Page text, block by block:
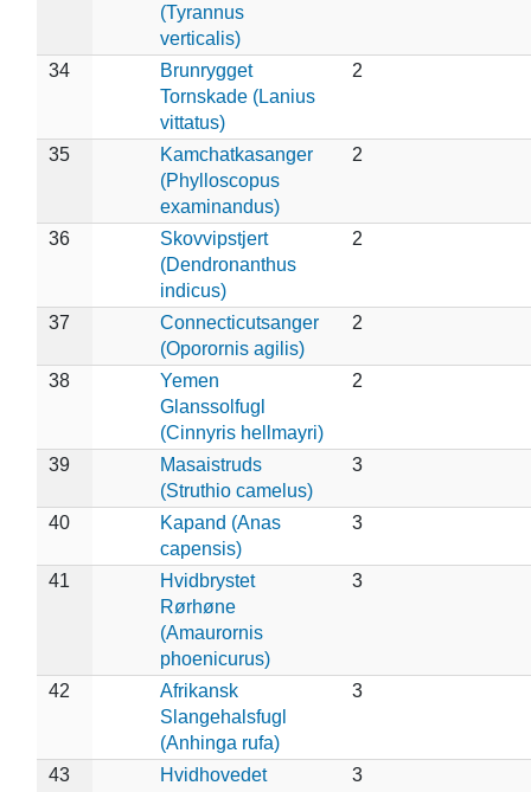
(Tyrannus
verticalis)
34
Brunrygget
Tornskade (Lanius
vittatus)
2
35
Kamchatkasanger
(Phylloscopus
examinandus)
2
36
Skovvipstjert
(Dendronanthus
indicus)
2
37
Connecticutsanger
(Oporornis agilis)
2
38
Yemen
Glanssolfugl
(Cinnyris hellmayri)
2
39
Masaistruds
(Struthio camelus)
3
40
Kapand (Anas
capensis)
3
41
Hvidbrystet
Rørhøne
(Amaurornis
phoenicurus)
3
42
Afrikansk
Slangehalsfugl
(Anhinga rufa)
3
43
Hvidhovedet
3